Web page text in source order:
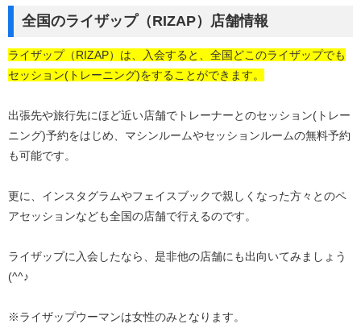
全国のライザップ（RIZAP）店舗情報
ライザップ（RIZAP）は、入会すると、全国どこのライザップでも
セッション(トレーニング)をすることができます。
出張先や旅行先にほど近い店舗でトレーナーとのセッション(トレー
ニング)予約をはじめ、マシンルームやセッションルームの無料予約
も可能です。
更に、インスタグラムやフェイスブックで親しくなった方々とのペ
アセッションなども全国の店舗で行えるのです。
ライザップに入会したなら、是非他の店舗にも出向いてみましょう
(^^♪
※ライザップウーマンは女性のみとなります。